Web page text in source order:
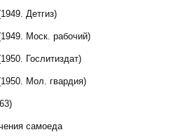
Детгиз)
Моск. рабочий)
Гослитиздат)
Мол. гвардия)
самоеда